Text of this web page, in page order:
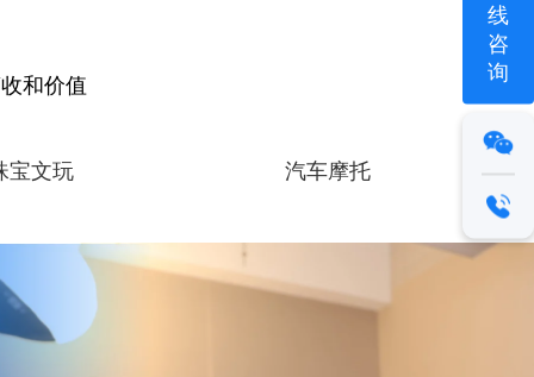
和价值
宝文玩 汽车摩托
线
咨
询